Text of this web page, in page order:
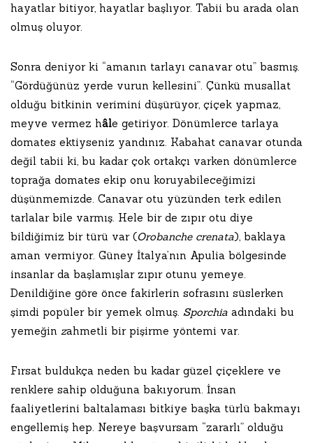
hayatlar bitiyor, hayatlar başlıyor. Tabii bu arada olan
olmuş oluyor.
Sonra deniyor ki “amanın tarlayı canavar otu” basmış.
“Gördüğünüz yerde vurun kellesini”. Çünkü musallat
olduğu bitkinin verimini düşürüyor, çiçek yapmaz,
meyve vermez hâle getiriyor. Dönümlerce tarlaya
domates ektiyseniz yandınız. Kabahat canavar otunda
değil tabii ki, bu kadar çok ortakçı varken dönümlerce
toprağa domates ekip onu koruyabileceğimizi
düşünmemizde. Canavar otu yüzünden terk edilen
tarlalar bile varmış. Hele bir de zıpır otu diye
bildiğimiz bir türü var (Orobanche crenata), baklaya
aman vermiyor. Güney İtalya’nın Apulia bölgesinde
insanlar da başlamışlar zıpır otunu yemeye.
Denildiğine göre önce fakirlerin sofrasını süslerken
şimdi popüler bir yemek olmuş. Sporchia adındaki bu
yemeğin zahmetli bir pişirme yöntemi var.
Fırsat buldukça neden bu kadar güzel çiçeklere ve
renklere sahip olduğuna bakıyorum. İnsan
faaliyetlerini baltalaması bitkiye başka türlü bakmayı
engellemiş hep. Nereye başvursam “zararlı” olduğu